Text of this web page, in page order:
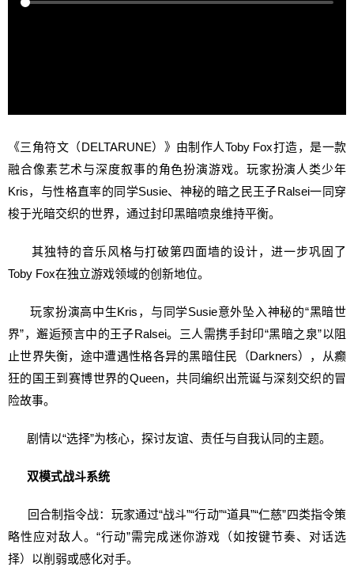
《三角符文（DELTARUNE）》由制作人Toby Fox打造，是一款
融合像素艺术与深度叙事的角色扮演游戏。玩家扮演人类少年
Kris，与性格直率的同学Susie、神秘的暗之民王子Ralsei一同穿
梭于光暗交织的世界，通过封印黑暗喷泉维持平衡。
其独特的音乐风格与打破第四面墙的设计，进一步巩固了
Toby Fox在独立游戏领域的创新地位。
玩家扮演高中生Kris，与同学Susie意外坠入神秘的“黑暗世
界”，邂逅预言中的王子Ralsei。三人需携手封印“黑暗之泉”以阻
止世界失衡，途中遭遇性格各异的黑暗住民（Darkners），从癫
狂的国王到赛博世界的Queen，共同编织出荒诞与深刻交织的冒
险故事。
剧情以“选择”为核心，探讨友谊、责任与自我认同的主题。
双模式战斗系统
回合制指令战：玩家通过“战斗”“行动”“道具”“仁慈”四类指令策
略性应对敌人。“行动”需完成迷你游戏（如按键节奏、对话选
择）以削弱或感化对手。